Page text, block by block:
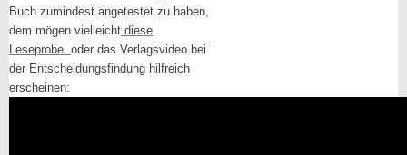
Buch zumindest angetestet zu haben,
dem mögen vielleicht diese
Leseprobe oder das Verlagsvideo bei
der Entscheidungsfindung hilfreich
erscheinen: